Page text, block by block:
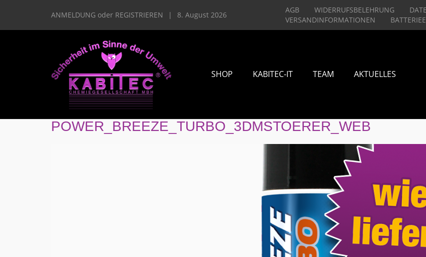
ANMELDUNG oder REGISTRIEREN | 8. August 2026
AGB WIDERRUFSBELEHRUNG
VERSANDINFORMATIONEN
SHOP KABITEC-IT TEAM AKTUELLES
POWER_BREEZE_TURBO_3DMSTOERER_WEB